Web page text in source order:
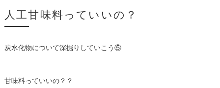
人工甘味料っていいの？
炭水化物について深掘りしていこう⑤
甘味料っていいの？？